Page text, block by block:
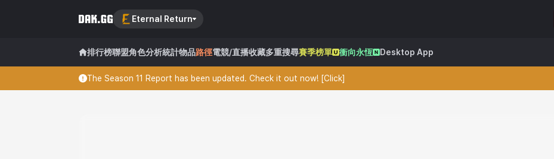
Eternal Return
排行榜聯盟角色分析統計物品路徑電競/直播收藏多重搜尋賽季榜單 衝向永恆 Desktop App
The Season 11 Report has been updated. Check it out now! [Click]